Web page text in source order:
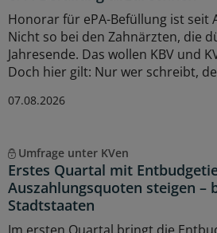
Honorar für ePA-Befüllung ist seit
Nicht so bei den Zahnärzten, die
Jahresende. Das wollen KBV und
Doch hier gilt: Nur wer schreibt,
07.08.2026
Umfrage unter KVen
Erstes Quartal mit
Auszahlungsquoten steigen –
Stadtstaaten